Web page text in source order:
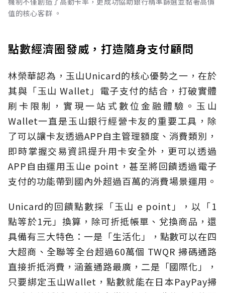
值的核心客群 。
點數經濟圈發威，打造隨身支付顧問
林榮華認為，玉山Unicard的核心優勢之一，在於
其與「玉山 Wallet」電子支付的結合，打破實體
刷卡限制，實現一站式數位金融體驗。玉山
Wallet一直是玉山銀行經營卡友的重要工具，除
了可以讓卡友透過APP自主管理額度、消費類別，
即時掌握交易資訊提升用卡安全外，更可以透過
APP自由運用玉山e point，甚至將回饋透過電子
支付的功能帶到國內外超過百萬的消費場景運用。
Unicard的回饋點數採「玉山 e point」，以「1
點等於1元」換算，除可折抵帳單、兌換商品，還
具備有三大特色：一是「生活化」，點數可以在四
大超商、全聯等全台超過60萬個 TWQR 掃碼通路
直接折抵消費，涵蓋通路最廣，二是「國際化」，
只要綁定玉山Wallet，點數就能在日本PayPay掃